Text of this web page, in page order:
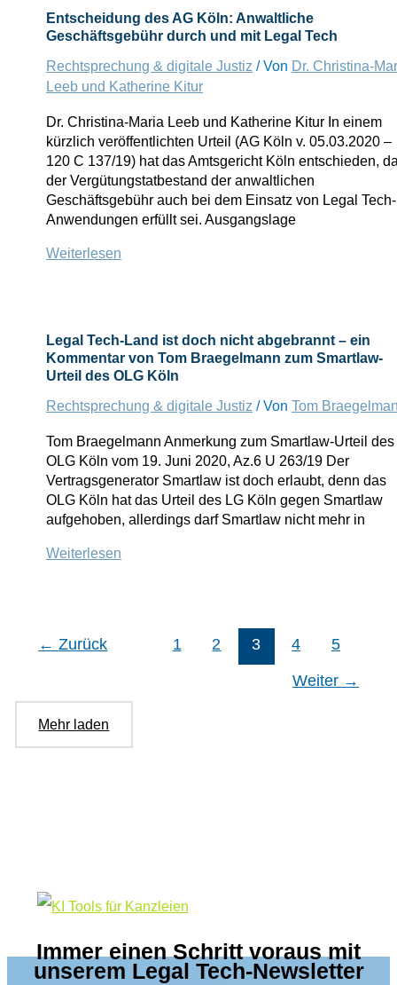
viel
Standardisierung
erlaubt
die
Entscheidung des AG Köln: Anwaltliche
Geschäftsgebühr durch und mit Legal Tech
Rechtsprechung & digitale Justiz / Von Dr. Christina-
Leeb und Katherine Kitur
Dr. Christina-Maria Leeb und Katherine Kitur In einem
kürzlich veröffentlichten Urteil (AG Köln v. 05.03.2020 –
120 C 137/19) hat das Amtsgericht Köln entschieden,
der Vergütungstatbestand der anwaltlichen
Geschäftsgebühr auch bei dem Einsatz von Legal Tech-
Anwendungen erfüllt sei. Ausgangslage
Entscheidung
Geschäftsgebühr
durch
mit
Tech
Weiterlesen
Legal Tech-Land ist doch nicht abgebrannt – ein
Kommentar von Tom Braegelmann zum Smartlaw-
Urteil des OLG Köln
Rechtsprechung & digitale Justiz / Von Tom
Tom Braegelmann Anmerkung zum Smartlaw-Urteil des
OLG Köln vom 19. Juni 2020, Az.6 U 263/19 Der
Vertragsgenerator Smartlaw ist doch erlaubt, denn das
OLG Köln hat das Urteil des LG Köln gegen Smartlaw
aufgehoben, allerdings darf Smartlaw nicht mehr in
Legal
nicht
ein
Kommentar
von
Köln
Weiterlesen
← Zurück 1 2 3 4 5
Weiter →
Mehr laden
Immer einen Schritt voraus mit
unserem Legal Tech-Newsletter